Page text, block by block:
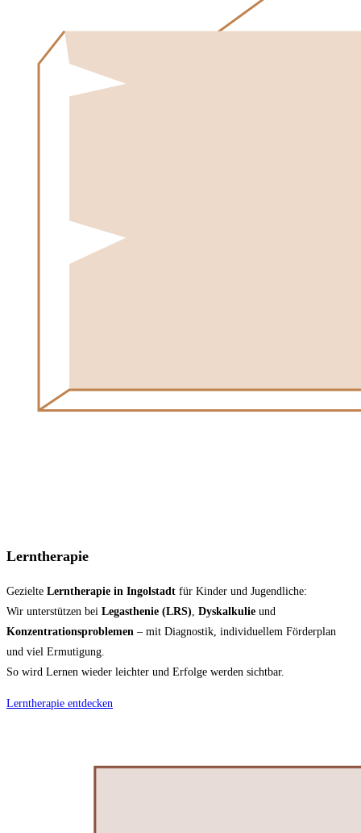
Lerntherapie
Gezielte Lerntherapie in Ingolstadt für Kinder und Jugendliche:
Wir unterstützen bei Legasthenie (LRS) Dyskalkulie und
Konzentrationsproblemen – mit Diagnostik, individuellem Förderplan
und viel Ermutigung.
So wird Lernen wieder leichter und Erfolge werden sichtbar.
Lerntherapie entdecken